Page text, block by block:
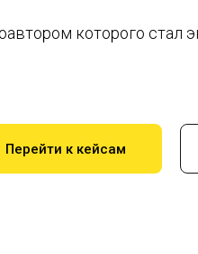
которого стал
Перейти к кейсам